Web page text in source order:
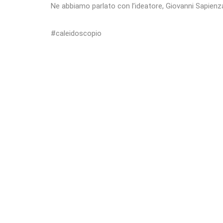
Ne abbiamo parlato con l’ideatore, Giovanni
#caleidoscopio